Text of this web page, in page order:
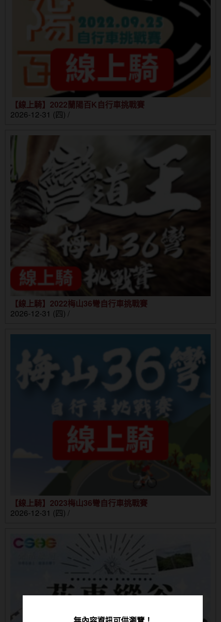
【線上騎】2022蘭陽百K自行車挑戰賽
2026-12-31 (四) /
【線上騎】2022梅山36彎自行車挑戰賽
2026-12-31 (四) /
【線上騎】2023梅山36彎自行車挑戰賽
2026-12-31 (四) /